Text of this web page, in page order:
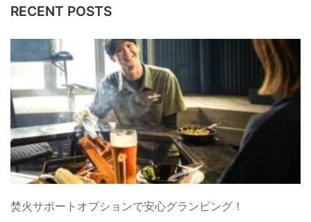
RECENT POSTS
焚火サポートオプションで安心グランピング！